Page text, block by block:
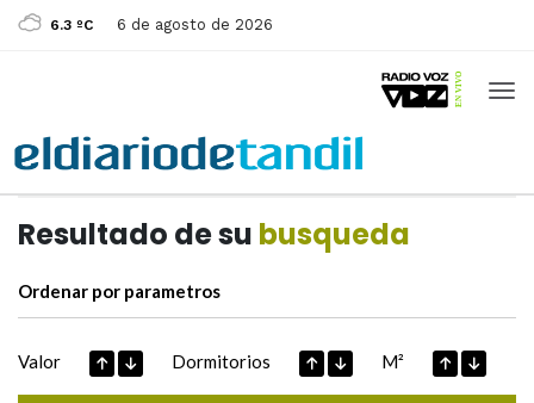
6.3 ºC 6 de agosto de 2026
Resultado de su busqueda
Ordenar por parametros
Valor Dormitorios M²